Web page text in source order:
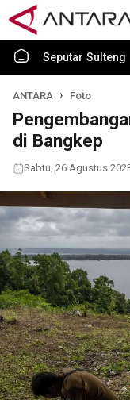
Seputar Sulteng
ANTARA Foto
di Bangkep
Sabtu, 26 Agustus